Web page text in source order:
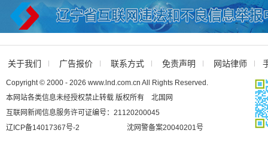
关于我们 广告报价 联系方式 免责声明 网站律师
Copyright © 2000 - 2026 www.lnd.com.cn All Rights Reserved.
本网站各类信息未经授权禁止转载 版权所有 北国网
互联网新闻信息服务许可证编号：21120200045
辽ICP备14017367号-2
沈网警备案20040201号